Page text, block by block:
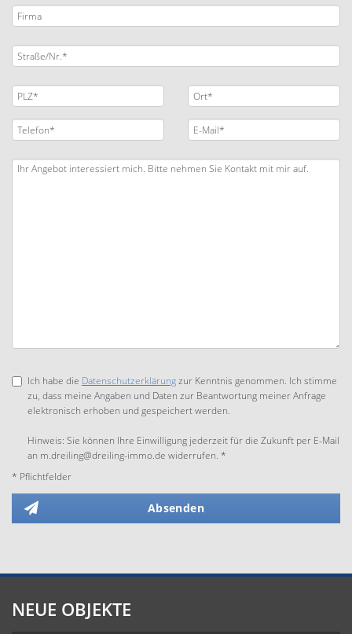
Ich habe die Datenschutzerklärungzur Kenntnis genommen. Ich stimme
zu, dass meine Angaben und Daten zur Beantwortung meiner Anfrage
elektronisch erhoben und gespeichert werden.
Hinweis: Sie können Ihre Einwilligung jederzeit für die Zukunft per E-Mail
an m.dreiling@dreiling-immo.de widerrufen. *
* Pflichtfelder
Absenden
NEUE OBJEKTE